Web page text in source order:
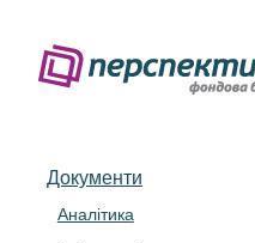
Документи
Аналітика